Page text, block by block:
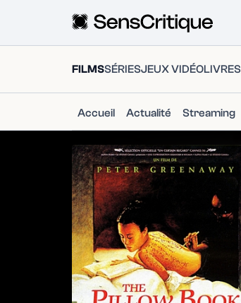
FILMSSÉRIESJEUX VIDÉOLIVRES
Accueil Actualité Streaming